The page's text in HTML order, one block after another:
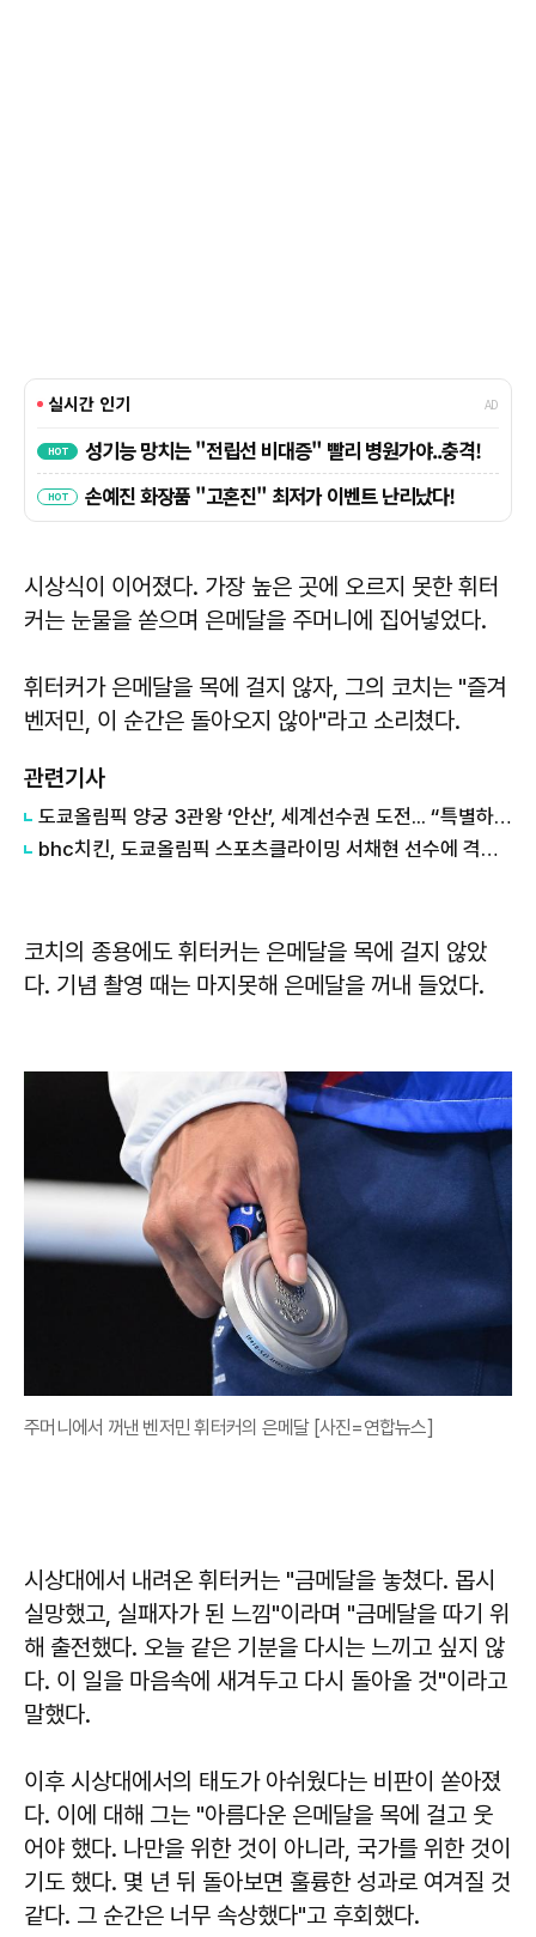
시상식이 이어졌다. 가장 높은 곳에 오르지 못한 휘터
커는 눈물을 쏟으며 은메달을 주머니에 집어넣었다.
휘터커가 은메달을 목에 걸지 않자, 그의 코치는 "즐겨
벤저민, 이 순간은 돌아오지 않아"라고 소리쳤다.
관련기사
도쿄올림픽 양궁 3관왕 ‘안산’, 세계선수권 도전... “특별하기보다 운이 좋아”
bhc치킨, 도쿄올림픽 스포츠클라이밍 서채현 선수에 격려금 전달
코치의 종용에도 휘터커는 은메달을 목에 걸지 않았
다. 기념 촬영 때는 마지못해 은메달을 꺼내 들었다.
주머니에서 꺼낸 벤저민 휘터커의 은메달 [사진=연합뉴스]
시상대에서 내려온 휘터커는 "금메달을 놓쳤다. 몹시
실망했고, 실패자가 된 느낌"이라며 "금메달을 따기 위
해 출전했다. 오늘 같은 기분을 다시는 느끼고 싶지 않
다. 이 일을 마음속에 새겨두고 다시 돌아올 것"이라고
말했다.
이후 시상대에서의 태도가 아쉬웠다는 비판이 쏟아졌
다. 이에 대해 그는 "아름다운 은메달을 목에 걸고 웃
어야 했다. 나만을 위한 것이 아니라, 국가를 위한 것이
기도 했다. 몇 년 뒤 돌아보면 훌륭한 성과로 여겨질 것
같다. 그 순간은 너무 속상했다"고 후회했다.